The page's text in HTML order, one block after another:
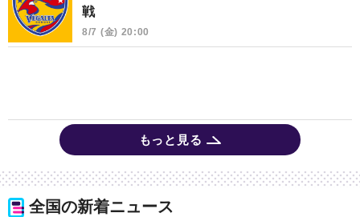
戦
8/7 (金) 20:00
もっと見る
全国の新着ニュース